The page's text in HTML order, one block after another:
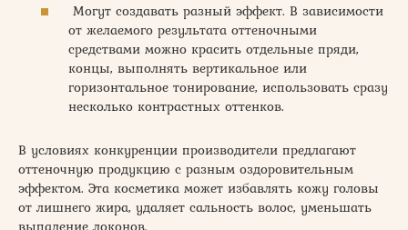
Могут создавать разный эффект. В зависимости
от желаемого результата оттеночными
средствами можно красить отдельные пряди,
концы, выполнять вертикальное или
горизонтальное тонирование, использовать сразу
несколько контрастных оттенков.
В условиях конкуренции производители предлагают
оттеночную продукцию с разным оздоровительным
эффектом. Эта косметика может избавлять кожу головы
от лишнего жира, удаляет сальность волос, уменьшать